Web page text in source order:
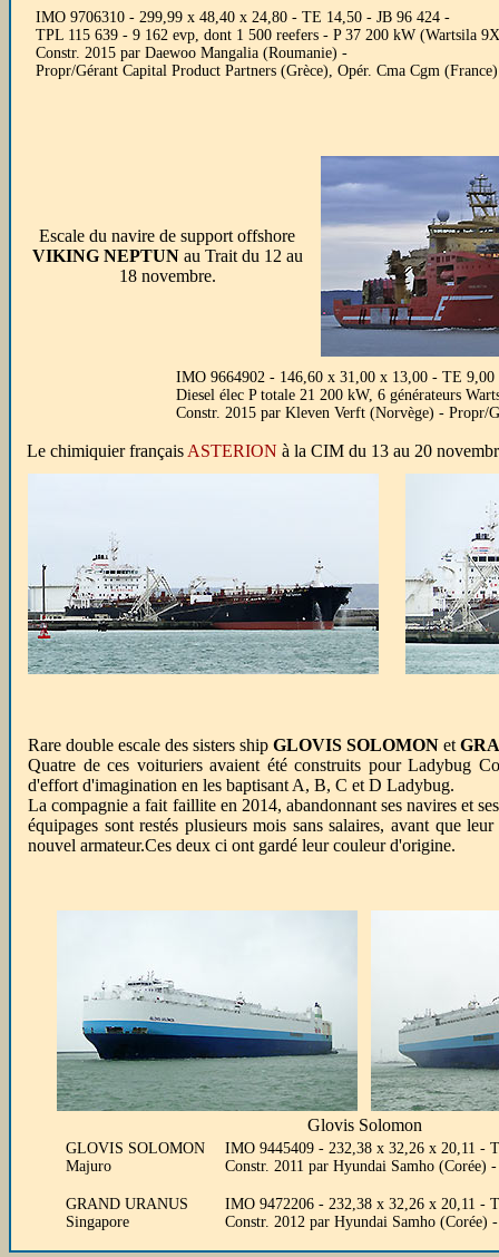
IMO 9706310 - 299,99 x 48,40 x 24,80 - TE 14,50 - JB 96 424 -
TPL 115 639 - 9 162 evp, dont 1 500 reefers - P 37 200 kW (Wartsila
Constr. 2015 par Daewoo Mangalia (Roumanie) -
Propr/Gérant Capital Product Partners (Grèce), Opér. Cma Cgm
Escale du navire de support offshore
VIKING NEPTUNau Trait du 12 au
18 novembre.
IMO 9664902 - 146,60 x 31,00 x 13,00 - TE
Diesel élec P totale 21 200 kW, 6 générateurs
Constr. 2015 par Kleven Verft (Norvège) - Propr/
Le chimiquier français ASTERION à la CIM du 13 au 20
Rare double escale des sisters ship GLOVIS SOLOMON et
Quatre de ces voituriers avaient été construits pour Ladybug
d'effort d'imagination en les baptisant A, B, C et D Ladybug.
La compagnie a fait faillite en 2014, abandonnant ses navires et
équipages sont restés plusieurs mois sans salaires, avant que
nouvel armateur.Ces deux ci ont gardé leur couleur d'origine.
Glovis Solomon
GLOVIS SOLOMON
Majuro
IMO 9445409 - 232,38 x 32,26 x 20,11 -
Constr. 2011 par Hyundai Samho
GRAND URANUS
Singapore
IMO 9472206 - 232,38 x 32,26 x 20,11 -
Constr. 2012 par Hyundai Samho